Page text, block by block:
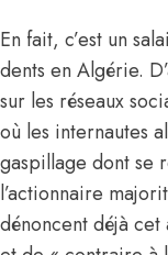
En fait, c’est un
dents en Algérie.
sur les réseaux
où les internautes
gaspillage dont se
l’actionnaire
dénoncent déjà